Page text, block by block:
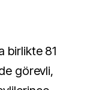
birlikte 81
görevli,